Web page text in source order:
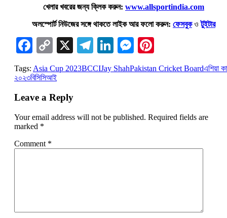
খেলার খবরের জন্য ক্লিক করুন: www.allsportindia.com
অলস্পোর্ট নিউজের সঙ্গে থাকতে লাইক আর ফলো করুন: ফেসবুকওটুইটার
Facebook
Copy
Link
X Telegram
LinkedIn
Messenger
Tags: Asia Cup 2023BCCIJay ShahPakistan Cricket Boardএশিয়া
২০২৩বিসিসিআই
Leave a Reply
Your email address will not be published. Required fields are
marked *
Comment *